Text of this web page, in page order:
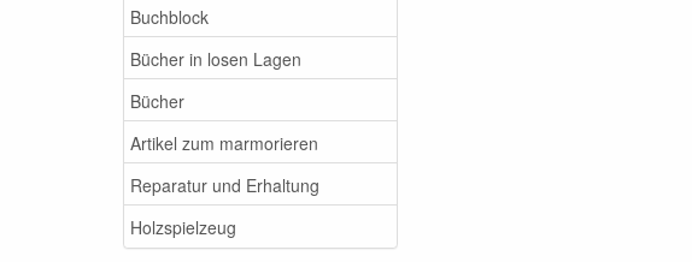
Buchblock
Bücher in losen Lagen
Bücher
Artikel zum marmorieren
Reparatur und Erhaltung
Holzspielzeug